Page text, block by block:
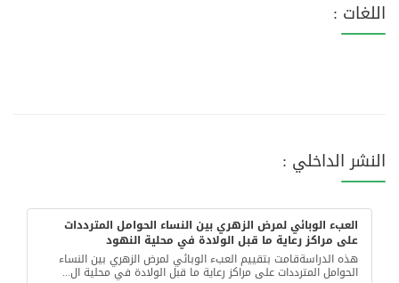
اللغات :
النشر الداخلي :
العبء الوبائي لمرض الزهري بين النساء الحوامل المترددات
على مراكز رعاية ما قبل الولادة في محلية النهود
هذه الدراسةقامت بتقييم العبء الوبائي لمرض الزهري بين النساء
الحوامل المترددات على مراكز رعاية ما قبل الولادة في محلية ال...